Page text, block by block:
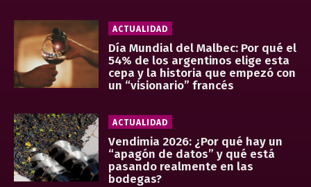
ACTUALIDAD
Día Mundial del Malbec: Por qué el
54% de los argentinos elige esta
cepa y la historia que empezó con
un “visionario” francés
ACTUALIDAD
Vendimia 2026: ¿Por qué hay un
“apagón de datos” y qué está
pasando realmente en las
bodegas?